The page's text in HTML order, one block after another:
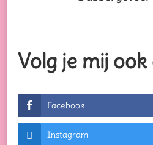
Volg je mij ook
Facebook
Instagram